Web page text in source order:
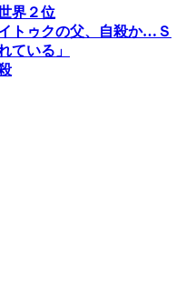
界２位
トゥクの父、自殺か…Ｓ
ている」